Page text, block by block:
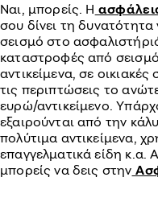
Ναι, μπορείς. Η
σου δίνει τη
σεισμό στο
καταστροφές από
αντικείμενα, σε
τις περιπτώσεις το
ευρώ/αντικείμενο.
εξαιρούνται από την
πολύτιμα αντικείμενα,
επαγγελματικά είδη κ.α.
μπορείς να δεις στην